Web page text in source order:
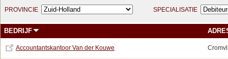
PROVINCIE
SPECIALISATIE
BEDRIJF
Accountantskantoor Van der Kouwe